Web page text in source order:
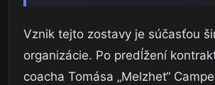
Vznik tejto zostavy je súčasťou
organizácie. Po predĺžení
coacha Tomása „Melzhet“